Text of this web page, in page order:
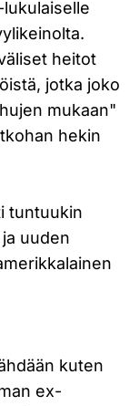
heitot
jotka joko
mukaan"
hekin
tuntuukin
uuden
kuten
ex-